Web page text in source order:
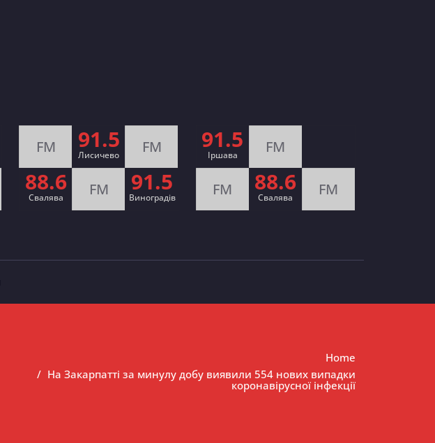
FM 91.5
Лисичево FM
88.6
Свалява FM 91.5
Виноградів
91.5
Іршава FM
FM 88.6
Cвалява FM
Home
На Закарпатті за минулу добу виявили 554 нових випадки
коронавірусної інфекції